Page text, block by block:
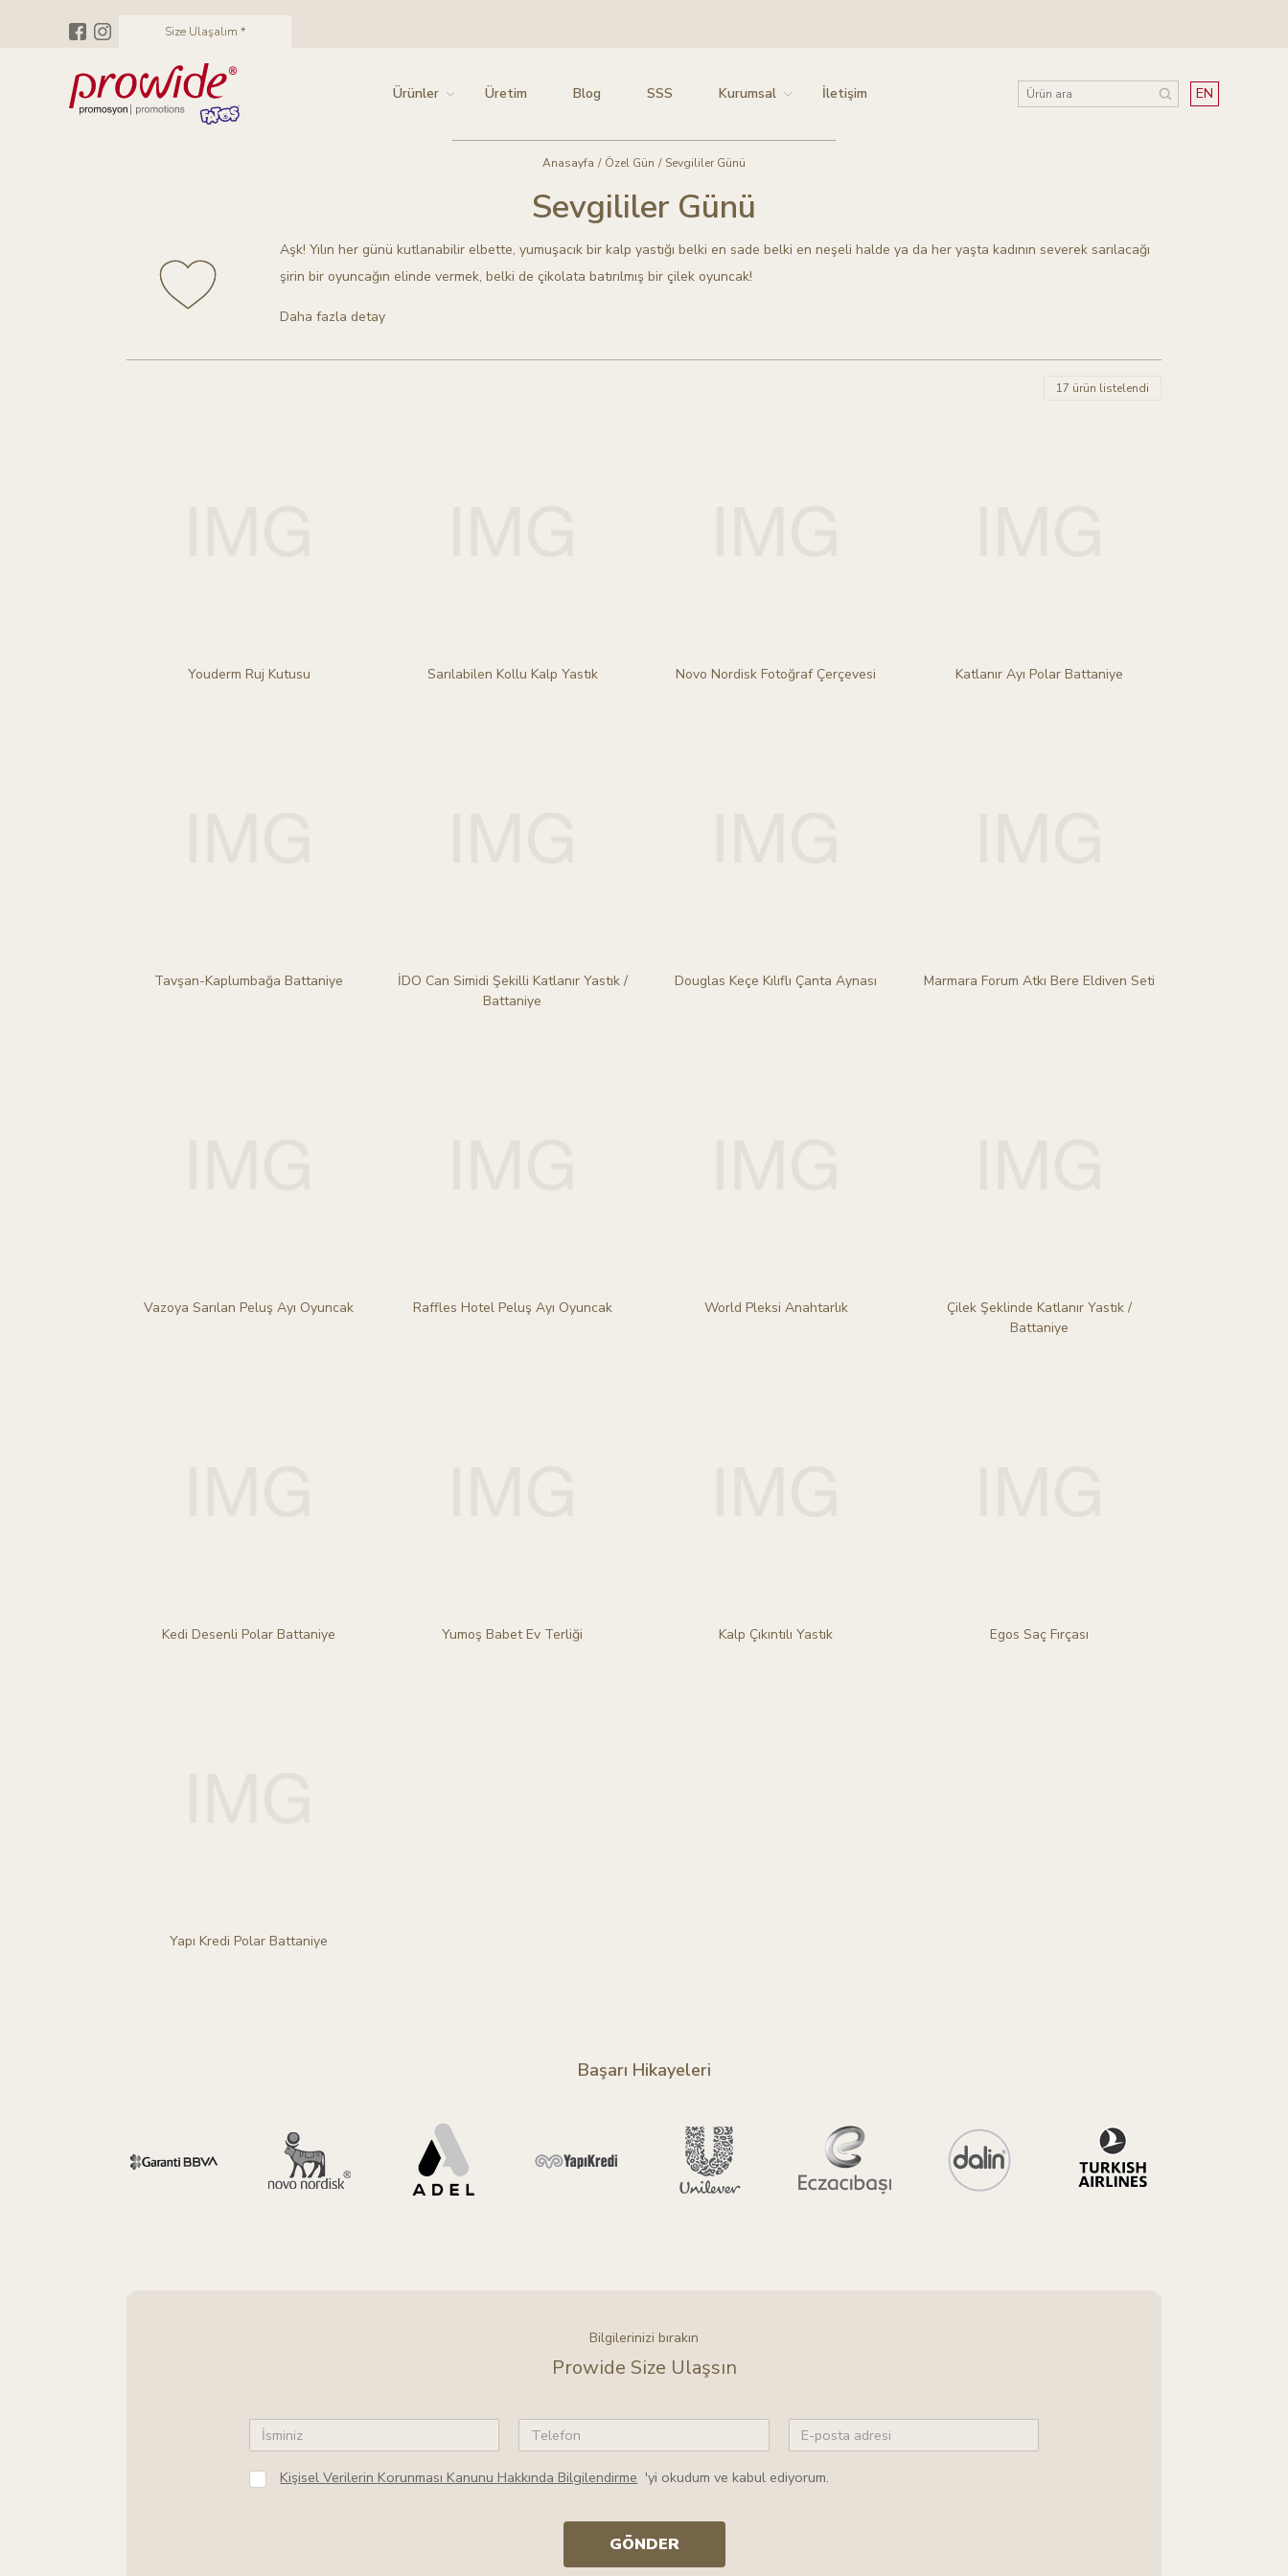
Size Ulaşalım *
Ürünler Üretim Blog SSS Kurumsal İletişim EN
Anasayfa / Özel Gün / Sevgililer Günü
Sevgililer Günü
Aşk! Yılın her günü kutlanabilir elbette, yumuşacık bir kalp yastığı belki en sade belki en neşeli halde ya da her yaşta kadının severek sarılacağı
şirin bir oyuncağın elinde vermek, belki de çikolata batırılmış bir çilek oyuncak!
Daha fazla detay
17 ürün listelendi
Youderm Ruj Kutusu Sarılabilen Kollu Kalp Yastık Novo Nordisk Fotoğraf Çerçevesi Katlanır Ayı Polar Battaniye
Tavşan-Kaplumbağa Battaniye
İDO Can Simidi Şekilli Katlanır Yastık /
Battaniye
Douglas Keçe Kılıflı Çanta Aynası Marmara Forum Atkı Bere Eldiven Seti
Vazoya Sarılan Peluş Ayı Oyuncak Raffles Hotel Peluş Ayı Oyuncak World Pleksi Anahtarlık
Çilek Şeklinde Katlanır Yastık /
Battaniye
Kedi Desenli Polar Battaniye Yumoş Babet Ev Terliği Kalp Çıkıntılı Yastık Egos Saç Fırçası
Yapı Kredi Polar Battaniye
Başarı Hikayeleri
Bilgilerinizi bırakın
Prowide Size Ulaşsın
Kişisel Verilerin Korunması Kanunu Hakkında Bilgilendirme 'yi okudum ve kabul ediyorum.
GÖNDER